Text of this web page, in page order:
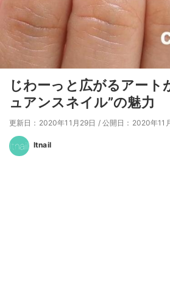
じわーっと広がるアー
ュアンスネイル”の魅力
更新日：2020年11月29日 / 公開日：2020年11
Itnail